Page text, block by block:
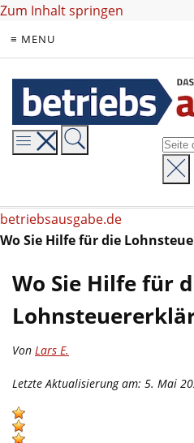
Zum Inhalt springen
≡ MENU
betriebsausgabe.de
Wo Sie Hilfe für die
Wo Sie Hilfe für
Von Lars E.
Letzte Aktualisierung am: 5. Mai